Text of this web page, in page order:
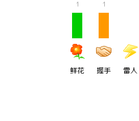
1
鲜花
1
握手 雷人